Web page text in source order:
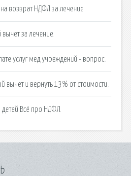
возврат НДФЛ за лечение
за лечение.
услуг мед учреждений - вопрос.
вычет и вернуть 13% от стоимости.
Всё про НДФЛ.